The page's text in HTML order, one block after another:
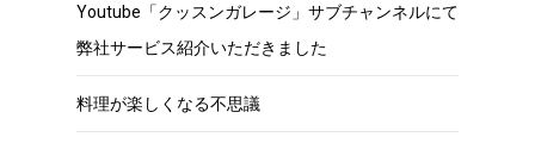
Youtube「クッスンガレージ」サブチャンネルにて
弊社サービス紹介いただきました
料理が楽しくなる不思議